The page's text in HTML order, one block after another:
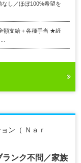
し／ほぼ100%希望を
額支給＋各種手当 ★経
ン（ Ｎａｒ
ンク不問／家族